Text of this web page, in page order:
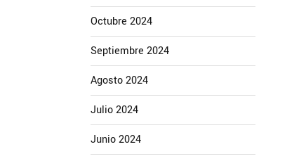
Octubre 2024
Septiembre 2024
Agosto 2024
Julio 2024
Junio 2024